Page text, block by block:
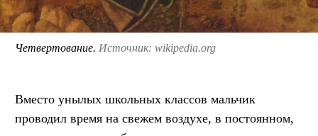
Четвертование. Источник: wikipedia.org
Вместо унылых школьных классов мальчик
проводил время на свежем воздухе, в постоянном,